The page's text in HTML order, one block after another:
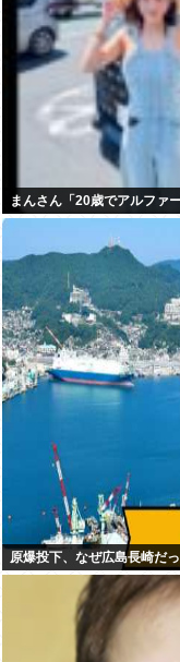
まんさん「20歳でアルファ
原爆投下、なぜ広島長崎だ